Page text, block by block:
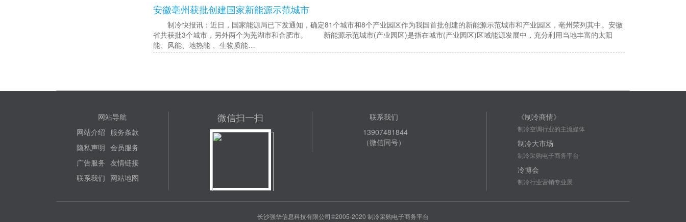
安徽亳州获批创建国家新能源示范城市
制冷快报讯：近日，国家能源局已下发通知，确定81个城市和8个产业园区作为我国首批创建的新能源示范城市和产业园区，亳州荣列其中。安徽
省共获批3个城市，另外两个为芜湖市和合肥市。 新能源示范城市(产业园区)是指在城市(产业园区)区域能源发展中，充分利用当地丰富的太阳
能、风能、地热能 、生物质能…
网站导航
网站介绍 服务条款
隐私声明 会员服务
广告服务 友情链接
联系我们 网站地图
微信扫一扫
联系我们
13907481844
（微信同号）
《制冷商情》
制冷空调行业的主流媒体
制冷大市场
制冷采购电子商务平台
冷博会
制冷行业营销专业展
长沙强华信息科技有限公司©2005-2020 制冷采购电子商务平台